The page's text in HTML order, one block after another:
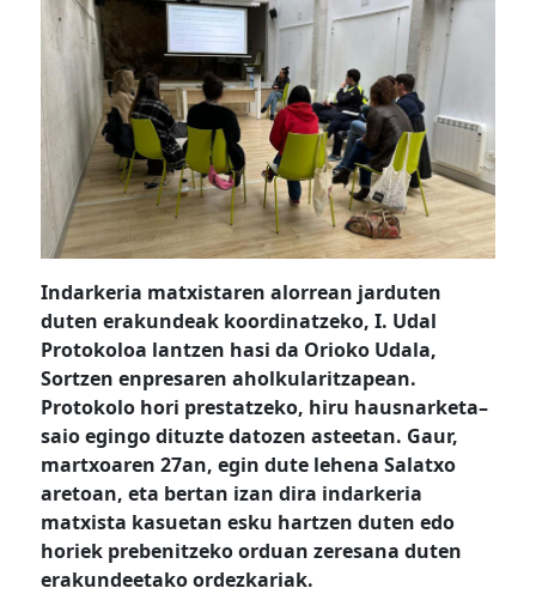
Indarkeria matxistaren alorrean jarduten
dutenerakundeak koordinatzeko, I. Udal
Protokoloa lantzen hasi da Orioko Udala,
Sortzen enpresaren aholkularitzapean.
Protokolo hori prestatzeko, hiru hausnarketa–
saio egingo dituzte datozen asteetan. Gaur,
martxoaren 27an, egin dute lehena Salatxo
aretoan, eta bertan izan dira indarkeria
matxista kasuetan esku hartzen duten edo
horiek prebenitzekoorduan zeresana duten
erakundeetako ordezkariak.